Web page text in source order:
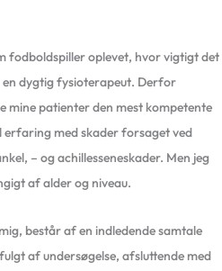
fodboldspiller oplevet, hvor vigtigt det
dygtig fysioterapeut. Derfor
patienter den mest kompetente
erfaring med skader forsaget ved
– og achillesseneskader. Men jeg
af alder og niveau.
består af en indledende samtale
af undersøgelse, afsluttende med